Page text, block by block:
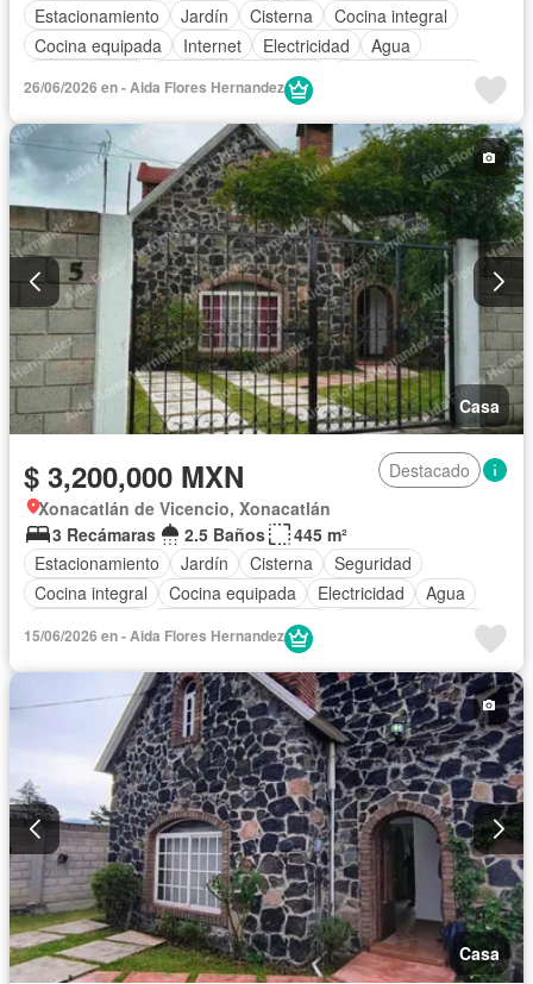
Estacionamiento
Jardín Cisterna
Cocina integral
Cocina equipada
Internet Electricidad
Agua
Recámara con closet
Parcialmente amueblado
26/06/2026 en - Aida Flores Hernandez
Casa
$ 3,200,000 MXN
Destacado
Xonacatlán de Vicencio, Xonacatlán
3 Recámaras
2.5 Baños
445 m²
Estacionamiento
Jardín Cisterna
Seguridad
Cocina integral
Cocina equipada Electricidad
Agua
Recámara con closet
Sin amueblar
15/06/2026 en - Aida Flores Hernandez
Casa